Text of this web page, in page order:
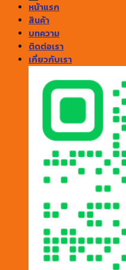
หน้าแรก
สินค้า
บทความ
ติดต่อเรา
เกี่ยวกับเรา